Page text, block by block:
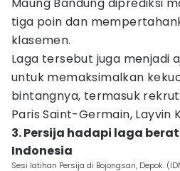
tiga poin dan
klasemen.
Laga tersebut juga menjadi
untuk memaksimalkan
bintangnya, termasuk
Paris Saint-Germain, Layvin
3. Persija hadapi laga
Indonesia
Sesi latihan Persija di Bojongsari, Depok.